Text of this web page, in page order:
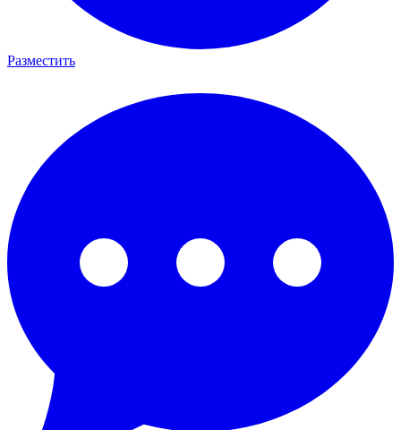
Разместить